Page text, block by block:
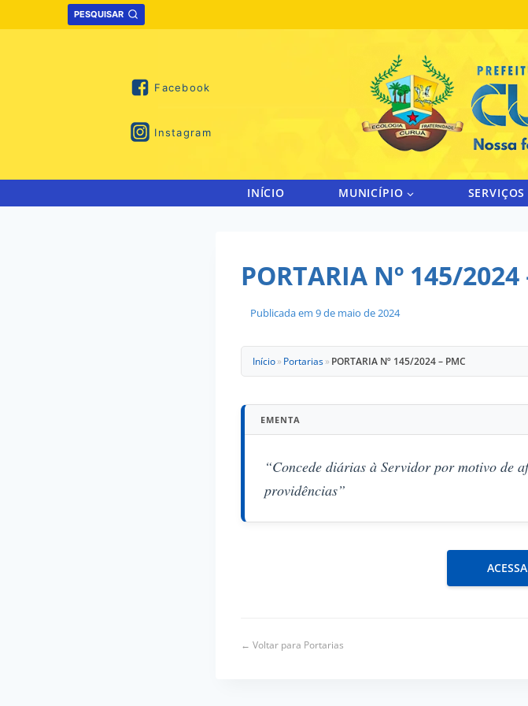
to
PESQUISAR
Facebook
Instagram
INÍCIO MUNICÍPIO SERVIÇOS
PORTARIA Nº 145/2024
Publicada em 9 de maio de 2024
Início » Portarias » PORTARIA Nº 145/2024 – PMC
EMENTA
“Concede diárias à Servidor por motivo de
providências”
← Voltar para Portarias